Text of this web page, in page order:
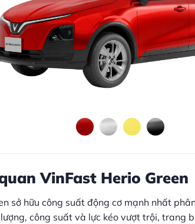
VinFast Herio Green
sở hữu công suất động cơ mạnh nhất
công suất và lực kéo vượt trội, trang